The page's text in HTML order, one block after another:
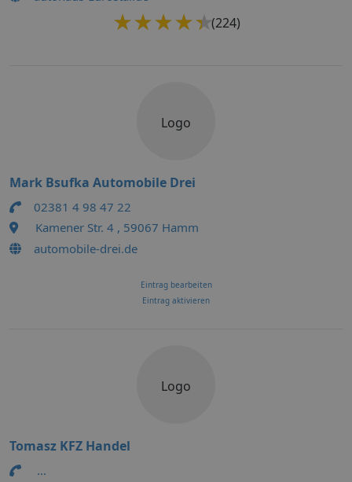
★★★★★
★★★★★(224)
Logo
Mark Bsufka Automobile Drei
02381 4 98 47 22
Kamener Str. 4 , 59067 Hamm
automobile-drei.de
Eintrag bearbeiten
Eintrag aktivieren
Logo
Tomasz KFZ Handel
...